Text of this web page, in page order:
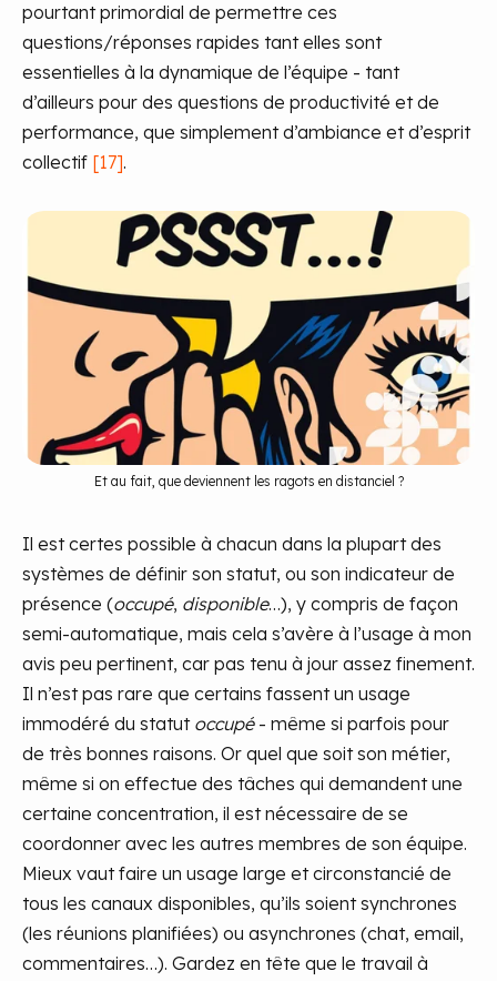
pourtant primordial de permettre ces
questions/réponses rapides tant elles sont
essentielles à la dynamique de l’équipe - tant
d’ailleurs pour des questions de productivité et de
performance, que simplement d’ambiance et d’esprit
collectif [17].
Et au fait, que deviennent les ragots en distanciel ?
Il est certes possible à chacun dans la plupart des
systèmes de définir son statut, ou son indicateur de
présence (occupé, disponible…), y compris de façon
semi-automatique, mais cela s’avère à l’usage à mon
avis peu pertinent, car pas tenu à jour assez finement.
Il n’est pas rare que certains fassent un usage
immodéré du statut occupé- même si parfois pour
de très bonnes raisons. Or quel que soit son métier,
même si on effectue des tâches qui demandent une
certaine concentration, il est nécessaire de se
coordonner avec les autres membres de son équipe.
Mieux vaut faire un usage large et circonstancié de
tous les canaux disponibles, qu’ils soient synchrones
(les réunions planifiées) ou asynchrones (chat, email,
commentaires…). Gardez en tête que le travail à